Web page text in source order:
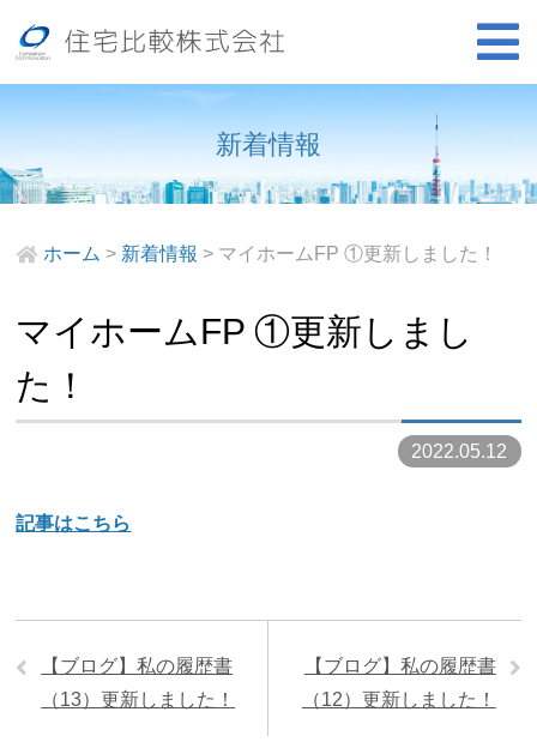
新着情報
ホーム > 新着情報 > マイホームFP ①更新しました！
マイホームFP ①更新しまし
た！
2022.05.12
記事はこちら
【ブログ】私の履歴書
（13）更新しました！
【ブログ】私の履歴書
（12）更新しました！